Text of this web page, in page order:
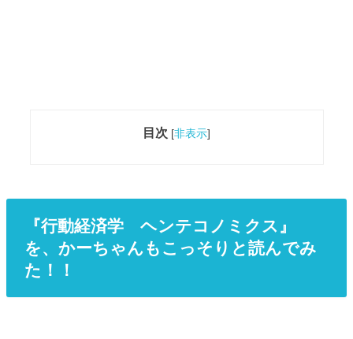
目次 [非表示]
『行動経済学 ヘンテコノミクス』
を、かーちゃんもこっそりと読んでみ
た！！